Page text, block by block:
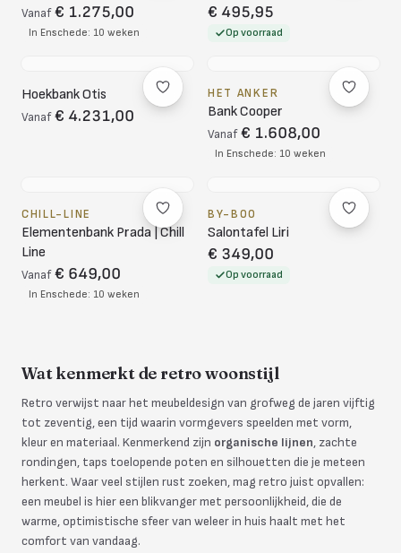
Vanaf € 1.275,00
In Enschede: 10 weken
€ 495,95
Op voorraad
Hoekbank Otis
Vanaf € 4.231,00
HET ANKER
Bank Cooper
Vanaf € 1.608,00
In Enschede: 10 weken
CHILL-LINE
Elementenbank Prada | Chill
Line
Vanaf € 649,00
In Enschede: 10 weken
BY-BOO
Salontafel Liri
€ 349,00
Op voorraad
Wat kenmerkt de retro woonstijl
Retro verwijst naar het meubeldesign van grofweg de jaren vijftig
tot zeventig, een tijd waarin vormgevers speelden met vorm,
kleur en materiaal. Kenmerkend zijn organische lijnen, zachte
rondingen, taps toelopende poten en silhouetten die je meteen
herkent. Waar veel stijlen rust zoeken, mag retro juist opvallen:
een meubel is hier een blikvanger met persoonlijkheid, die de
warme, optimistische sfeer van weleer in huis haalt met het
comfort van vandaag.